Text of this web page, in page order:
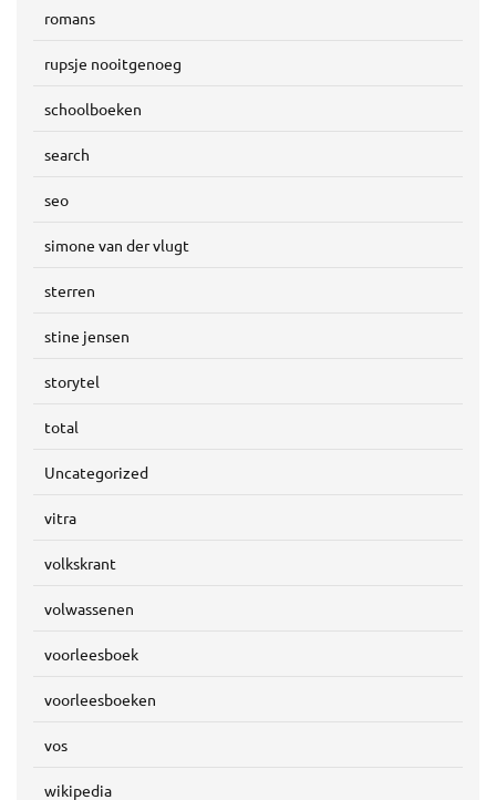
romans
rupsje nooitgenoeg
schoolboeken
search
seo
simone van der vlugt
sterren
stine jensen
storytel
total
Uncategorized
vitra
volkskrant
volwassenen
voorleesboek
voorleesboeken
vos
wikipedia